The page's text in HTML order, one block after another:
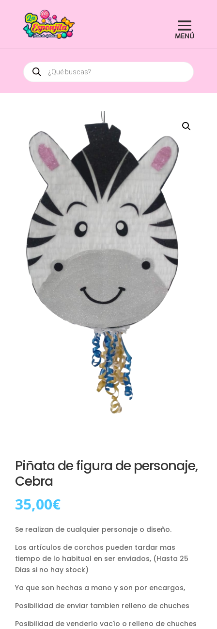
Búsqueda
de
productos
Piñata de figura de personaje,
Cebra
35,00€
Se realizan de cualquier personaje o diseño.
Los artículos de corchos pueden tardar mas
tiempo de lo habitual en ser enviados, (Hasta 25
Dias si no hay stock)
Ya que son hechas a mano y son por encargos,
Posibilidad de enviar tambien relleno de chuches
Posibilidad de venderlo vacío o relleno de chuches